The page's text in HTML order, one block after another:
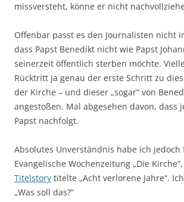
missversteht, könne er nicht
Offenbar passt es den Journalisten nicht
dass Papst Benedikt nicht wie Papst
seinerzeit öffentlich sterben möchte.
Rücktritt ja genau der erste Schritt zu
der Kirche – und dieser „sogar“ von
angestoßen. Mal abgesehen davon, dass
Papst nachfolgt.
Absolutes Unverständnis habe ich jedoch
Evangelische Wochenzeitung „Die
Titelstory titelte „Acht verlorene Jahre“.
„Was soll das?“